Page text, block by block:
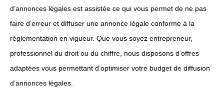
d’annonces légales est assistée ce qui vous permet de ne pas
faire d’erreur et diffuser une annonce légale conforme à la
réglementation en vigueur. Que vous soyez entrepreneur,
professionnel du droit ou du chiffre, nous disposons d’offres
adaptées vous permettant d’optimiser votre budget de diffusion
d’annonces légales.